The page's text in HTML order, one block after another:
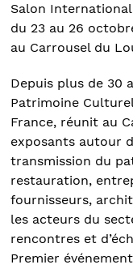
Salon
du 23 au 26
au Carrousel du
Depuis plus de 30
Patrimoine
France, réunit au
exposants autour
transmission du
restauration,
fournisseurs,
les acteurs du
rencontres et
Premier